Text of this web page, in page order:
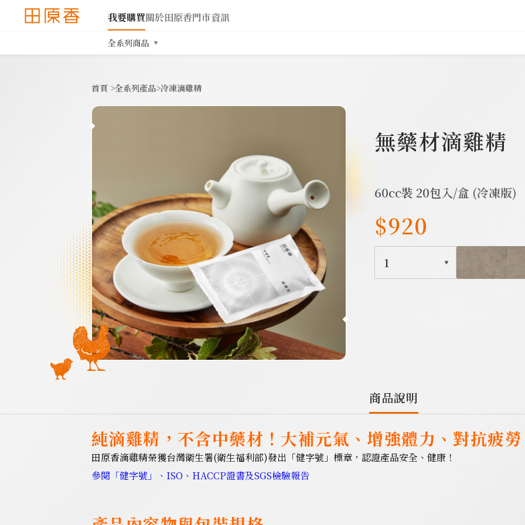
我要購買關於田原香門市資訊
全系列商品
首頁 >全系列產品>冷凍滴雞精
無藥材滴雞精
60cc裝 20包入/盒 (冷凍版)
$920
1
商品說明
純滴雞精，不含中藥材！大補元氣、增強體力、對抗疲
田原香滴雞精榮獲台灣衛生署(衛生福利部)發出「健字號」標章，認證產品安全、健康！
參閱「健字號」、ISO、HACCP證書及SGS檢驗報告